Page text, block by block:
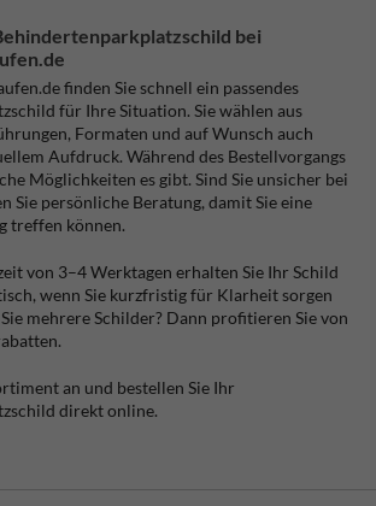
bei
finden Sie schnell ein passendes
für Ihre Situation. Sie wählen aus
Formaten und auf Wunsch auch
Aufdruck. Während des Bestellvorgangs
Möglichkeiten es gibt. Sind Sie unsicher bei
Sie persönliche Beratung, damit Sie eine
treffen können.
von 3–4 Werktagen erhalten Sie Ihr Schild
wenn Sie kurzfristig für Klarheit sorgen
mehrere Schilder? Dann profitieren Sie von
an und bestellen Sie Ihr
direkt online.